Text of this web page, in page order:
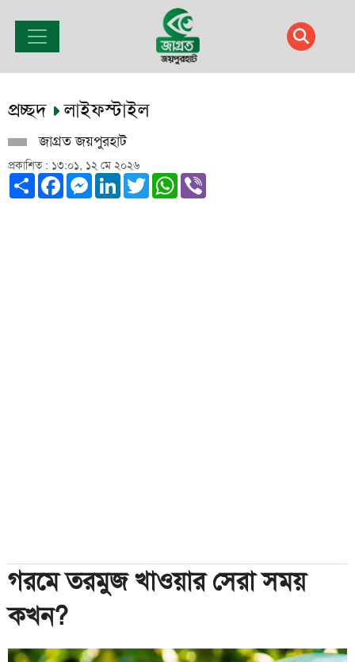
প্রচ্ছদ লাইফস্টাইল
জাগ্রত জয়পুরহাট
প্রকাশিত : ১৩:০১, ১২ মে ২০২৬
ShareFacebook
Messenger
LinkedIn
TwitterWhatsApp
গরমে তরমুজ খাওয়ার সেরা সময়
কখন?